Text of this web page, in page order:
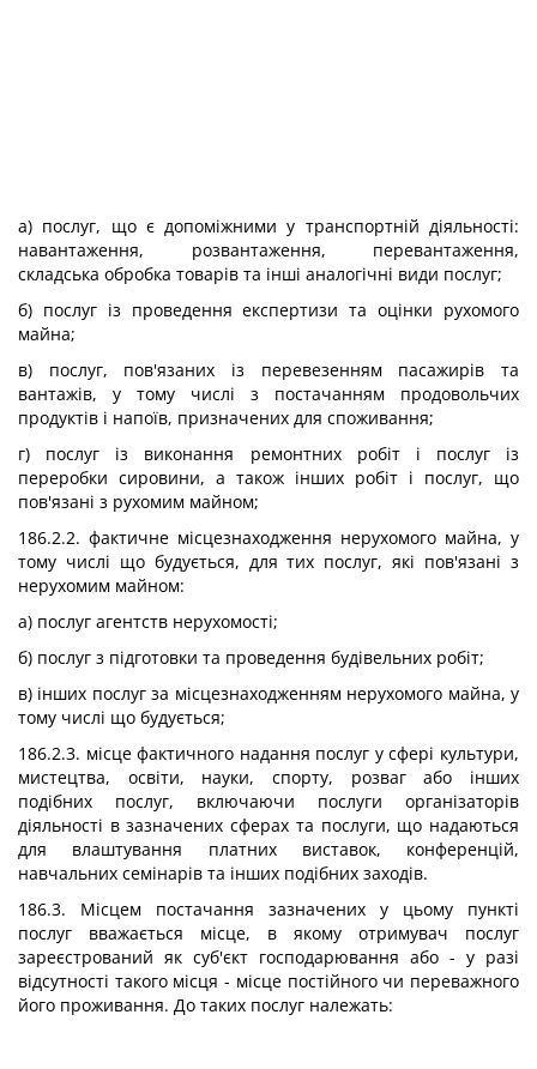
а) послуг, що є допоміжними у транспортній діяльності:
навантаження, розвантаження, перевантаження,
складська обробка товарів та інші аналогічні види послуг;
б) послуг із проведення експертизи та оцінки рухомого
майна;
в) послуг, пов'язаних із перевезенням пасажирів та
вантажів, у тому числі з постачанням продовольчих
продуктів і напоїв, призначених для споживання;
г) послуг із виконання ремонтних робіт і послуг із
переробки сировини, а також інших робіт і послуг, що
пов'язані з рухомим майном;
186.2.2. фактичне місцезнаходження нерухомого майна, у
тому числі що будується, для тих послуг, які пов'язані з
нерухомим майном:
а) послуг агентств нерухомості;
б) послуг з підготовки та проведення будівельних робіт;
в) інших послуг за місцезнаходженням нерухомого майна, у
тому числі що будується;
186.2.3. місце фактичного надання послуг у сфері культури,
мистецтва, освіти, науки, спорту, розваг або інших
подібних послуг, включаючи послуги організаторів
діяльності в зазначених сферах та послуги, що надаються
для влаштування платних виставок, конференцій,
навчальних семінарів та інших подібних заходів.
186.3. Місцем постачання зазначених у цьому пункті
послуг вважається місце, в якому отримувач послуг
зареєстрований як суб'єкт господарювання або - у разі
відсутності такого місця - місце постійного чи переважного
його проживання. До таких послуг належать: